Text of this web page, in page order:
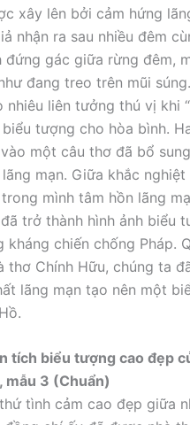
xây lên bởi cảm hứng
nhận ra sau nhiều đêm
đứng gác giữa rừng đêm,
đang treo trên mũi
liên tưởng thú vị khi
biểu tượng cho hòa bình.
một câu thơ đã bổ
mạn. Giữa khắc
mình tâm hồn lãng
trở thành hình ảnh
kháng chiến chống Pháp.
thơ Chính Hữu, chúng ta
lãng mạn tạo nên một
tích biểu tượng cao đẹp
mẫu 3 (Chuẩn)
tình cảm cao đẹp giữa